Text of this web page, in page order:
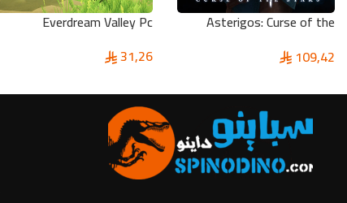
Asterigos: Curse of the
109,42
Everdream Valley Pc
31,26